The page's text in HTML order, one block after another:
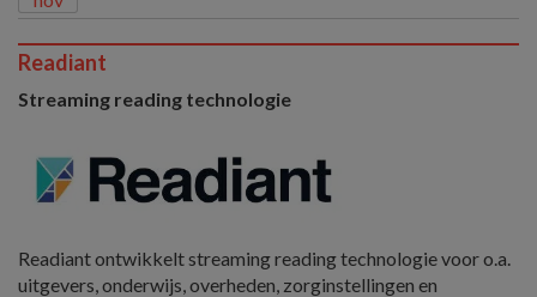
Readiant
Streaming reading technologie
Readiant ontwikkelt streaming reading technologie voor o.a.
uitgevers, onderwijs, overheden, zorginstellingen en